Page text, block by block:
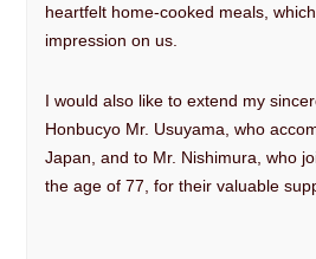
heartfelt home-cooked meals,
impression on us.
I would also like to extend my
Honbucyo Mr. Usuyama, who
Japan, and to Mr. Nishimura, who
the age of 77, for their valuable